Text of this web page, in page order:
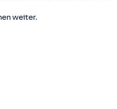
weiter.